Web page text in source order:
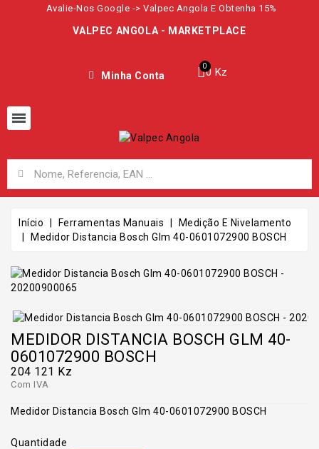
Avalie-Nos Google -> Valpec Angola E Obtenha 15%
VALPEC ANGOLA - MARKETPLACE
Minha Conta 0 Kz
Início Ferramentas Manuais
Medição E Nivelamento
Medidor Distancia Bosch Glm 40-0601072900 BOSCH
MEDIDOR DISTANCIA BOSCH GLM 40-
0601072900 BOSCH
204 121 Kz
Com IVA
Medidor Distancia Bosch Glm 40-0601072900 BOSCH
Quantidade